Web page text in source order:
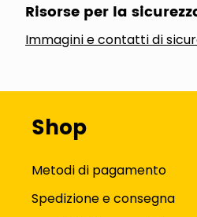
Risorse per la
Immagini e contatti di
Shop
Metodi di pagamento
Spedizione e consegna